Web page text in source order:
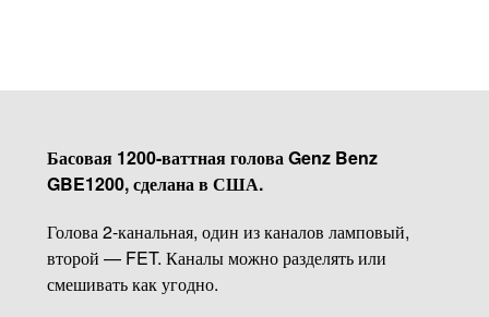
Басовая 1200-ваттная голова Genz Benz
GBE1200, сделана в США.
Голова 2-канальная, один из каналов ламповый,
второй — FET. Каналы можно разделять или
смешивать как угодно.